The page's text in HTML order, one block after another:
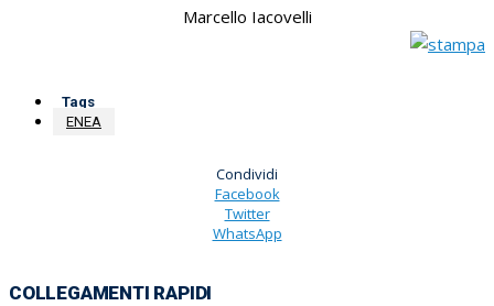
Marcello Iacovelli
Tags
ENEA
Condividi
Facebook
Twitter
WhatsApp
COLLEGAMENTI RAPIDI